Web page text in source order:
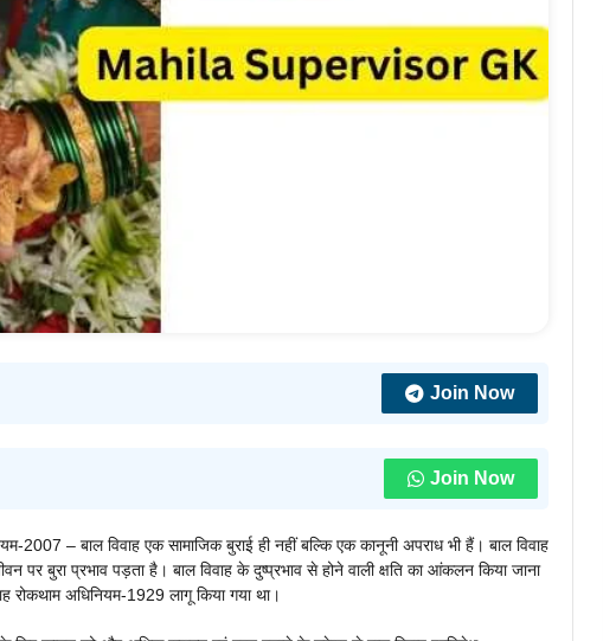
Join Now
Join Now
2007 – बाल विवाह एक सामाजिक बुराई ही नहीं बल्कि एक कानूनी अपराध भी हैं। बाल विवाह
पर बुरा प्रभाव पड़ता है। बाल विवाह के दुष्प्रभाव से होने वाली क्षति का आंकलन किया जाना
रोकथाम अधिनियम-1929 लागू किया गया था।